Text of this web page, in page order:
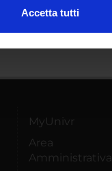
Accetta tutti
MyUnivr
Area
Amministrativa